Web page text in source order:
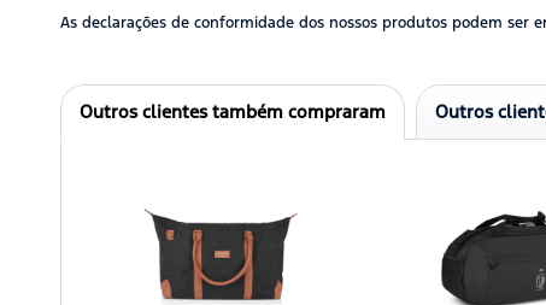
As declarações de conformidade dos nossos produtos podem ser
Outros clientes também compraram Outros